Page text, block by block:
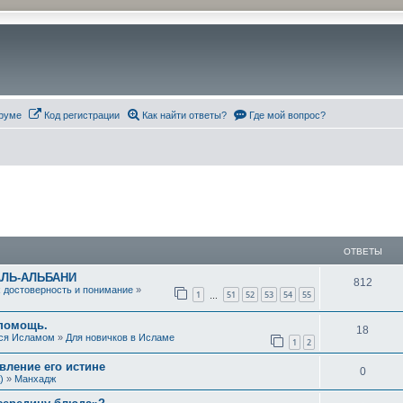
Код регистрации Как найти ответы? Где мой вопрос?
ОТВЕТЫ
АЛЬБАНИ
1 51 52 53 54 55
и понимание »
812О
е
1 2
Исламом » Для новичков в Исламе
18
т
его истине
» Манхадж
0О
т